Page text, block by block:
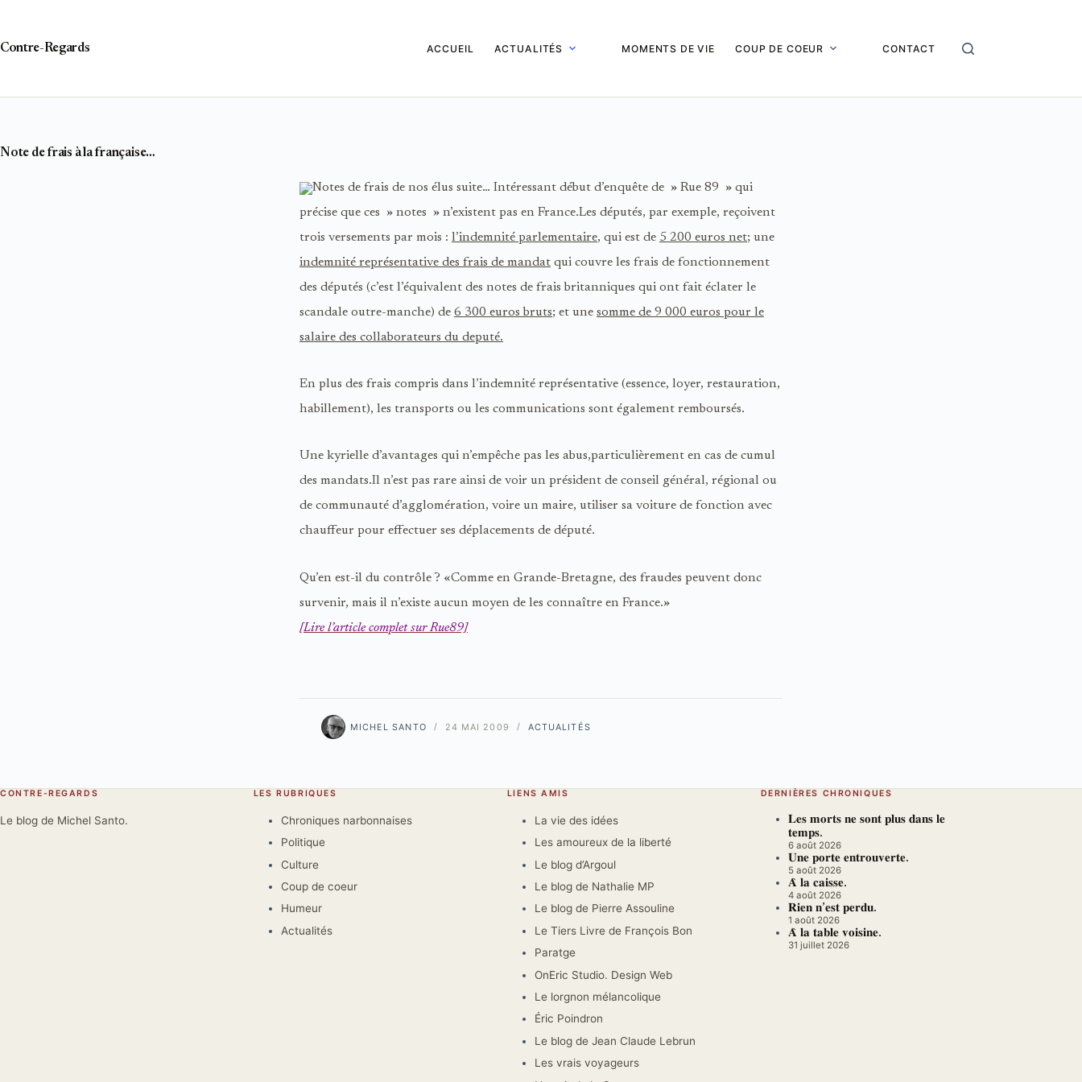
Contre-Regards
ACCUEIL ACTUALITÉS MOMENTS DE VIE COUP DE COEUR CONTACT
Note de frais à la française…
Notes de frais de nos élus suite… Intéressant début d’enquête de » Rue 89 » qui
précise que ces » notes » n’existent pas en France.Les députés, par exemple, reçoivent
trois versements par mois : l’indemnité parlementaire, qui est de 5 200 euros net; une
indemnité représentative des frais de mandat qui couvre les frais de fonctionnement
des députés (c’est l’équivalent des notes de frais britanniques qui ont fait éclater le
scandale outre-manche) de 6 300 euros bruts; et une somme de 9 000 euros pour le
salaire des collaborateurs du deputé.
En plus des frais compris dans l’indemnité représentative (essence, loyer, restauration,
habillement), les transports ou les communications sont également remboursés.
Une kyrielle d’avantages qui n’empêche pas les abus,particulièrement en cas de cumul
des mandats.Il n’est pas rare ainsi de voir un président de conseil général, régional ou
de communauté d’agglomération, voire un maire, utiliser sa voiture de fonction avec
chauffeur pour effectuer ses déplacements de député.
Qu’en est-il du contrôle ? «Comme en Grande-Bretagne, des fraudes peuvent donc
survenir, mais il n’existe aucun moyen de les connaître en France.»
[Lire l’article complet sur Rue89]
MICHEL SANTO 24 MAI 2009 ACTUALITÉS
CONTRE-REGARDS
Le blog de Michel Santo.
LES RUBRIQUES
Chroniques narbonnaises
Politique
Culture
Coup de coeur
Humeur
Actualités
LIENS AMIS
La vie des idées
Les amoureux de la liberté
Le blog d’Argoul
Le blog de Nathalie MP
Le blog de Pierre Assouline
Le Tiers Livre de François Bon
Paratge
OnEric Studio. Design Web
Le lorgnon mélancolique
Éric Poindron
Le blog de Jean Claude Lebrun
Les vrais voyageurs
DERNIÈRES CHRONIQUES
𝐋𝐞𝐬 𝐦𝐨𝐫𝐭𝐬 𝐧𝐞 𝐬𝐨𝐧𝐭 𝐩𝐥𝐮𝐬 𝐝𝐚𝐧𝐬 𝐥𝐞
𝐭𝐞𝐦𝐩𝐬.
6 août 2026
𝐔𝐧𝐞 𝐩𝐨𝐫𝐭𝐞 𝐞𝐧𝐭𝐫𝐨𝐮𝐯𝐞𝐫𝐭𝐞.
5 août 2026
𝐀̀ 𝐥𝐚 𝐜𝐚𝐢𝐬𝐬𝐞.
4 août 2026
𝐑𝐢𝐞𝐧 𝐧’𝐞𝐬𝐭 𝐩𝐞𝐫𝐝𝐮.
1 août 2026
𝐀̀ 𝐥𝐚 𝐭𝐚𝐛𝐥𝐞 𝐯𝐨𝐢𝐬𝐢𝐧𝐞.
31 juillet 2026